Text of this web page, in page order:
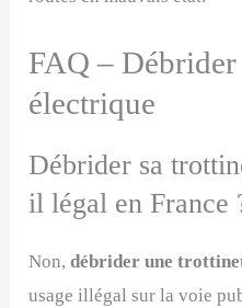
FAQ –
électrique
Débrider sa
il légal en France
Non,débrider une
usage illégal sur la voie